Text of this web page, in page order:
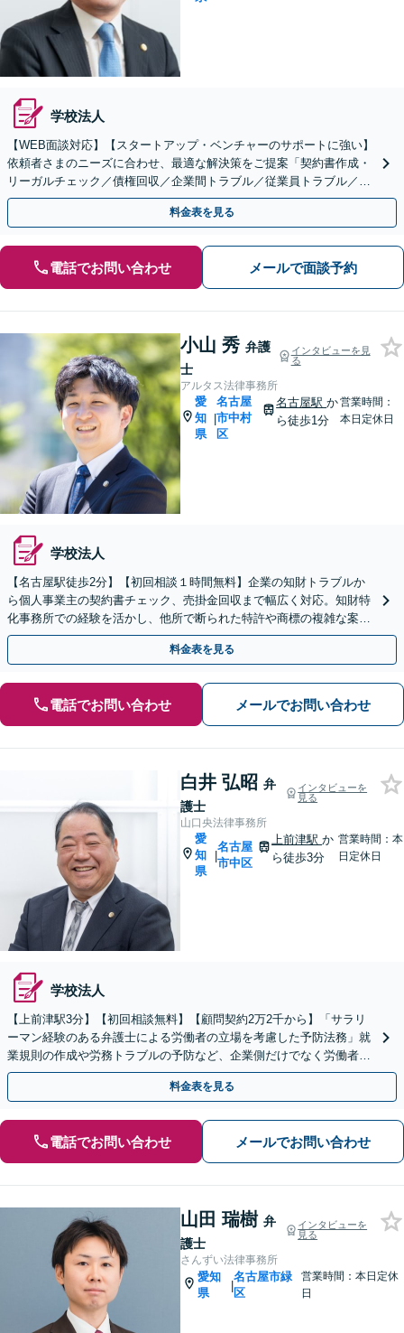
学校法人
【WEB面談対応】【スタートアップ・ベンチャーのサポートに強い】
依頼者さまのニーズに合わせ、最適な解決策をご提案「契約書作成・
リーガルチェック／債権回収／企業間トラブル／従業員トラブル／不
祥事対応／事業承継／M＆Aほか」【休日・夜間相談可】
料金表を見る
電話でお問い合わせ メールで面談予約
小山 秀 弁護
士
インタビューを見
る
アルタス法律事務所
愛
知
県
|
名古屋
市中村
区
名古屋駅か
ら徒歩1分
営業時間：
本日定休日
学校法人
【名古屋駅徒歩2分】【初回相談１時間無料】企業の知財トラブルか
ら個人事業主の契約書チェック、売掛金回収まで幅広く対応。知財特
化事務所での経験を活かし、他所で断られた特許や商標の複雑な案件
も親身にサポート。事業を守るためにご相談ください。
料金表を見る
電話でお問い合わせ メールでお問い合わせ
白井 弘昭 弁
護士
インタビューを
見る
山口央法律事務所
愛
知
県
|
名古屋
市中区
上前津駅か
ら徒歩3分
営業時間：本
日定休日
学校法人
【上前津駅3分】【初回相談無料】【顧問契約2万2千から】「サラリ
ーマン経験のある弁護士による労働者の立場を考慮した予防法務」就
業規則の作成や労務トラブルの予防など、企業側だけでなく労働者の
視点も大切にしたバランスよい法務サポートを提供します
料金表を見る
電話でお問い合わせ メールでお問い合わせ
山田 瑞樹 弁
護士
インタビューを
見る
さんずい法律事務所
愛知
県
|
名古屋市緑
区
営業時間：本日定休
日